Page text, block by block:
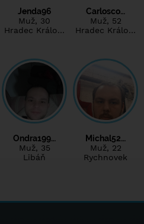
Jenda96
Muž, 30
Hradec Králo…
Carlosco…
Muž, 52
Hradec Králo…
Ondra199…
Muž, 35
Libáň
Michal52…
Muž, 22
Rychnovek